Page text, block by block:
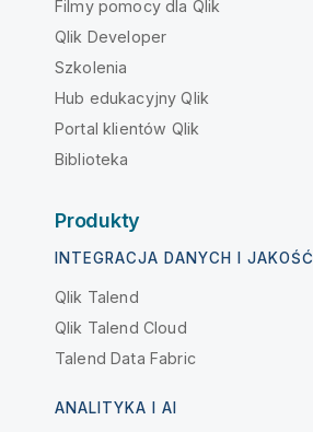
Filmy pomocy dla Qlik
Qlik Developer
Szkolenia
Hub edukacyjny Qlik
Portal klientów Qlik
Biblioteka
Produkty
INTEGRACJA DANYCH I JAKOŚĆ
Qlik Talend
Qlik Talend Cloud
Talend Data Fabric
ANALITYKA I AI